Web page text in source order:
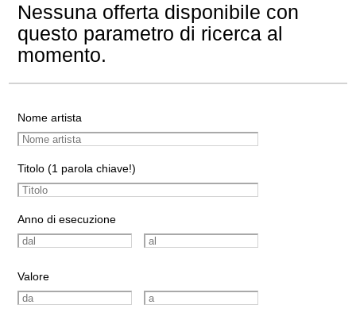
Nessuna offerta disponibile con
questo parametro di ricerca al
momento.
Nome artista
Titolo (1 parola chiave!)
Anno di esecuzione
Valore